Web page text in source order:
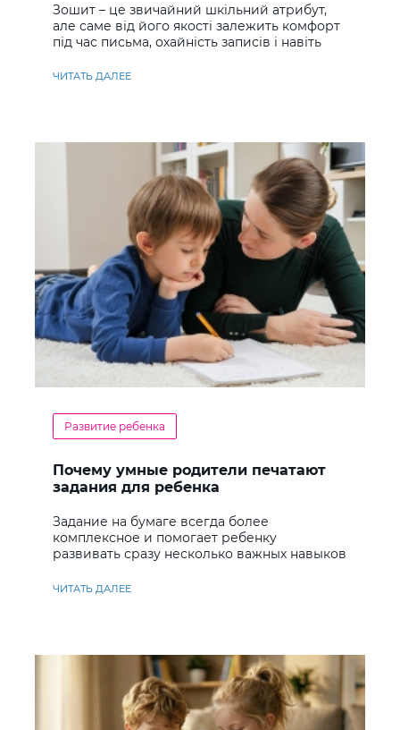
Зошит – це звичайний шкільний атрибут,
але саме від його якості залежить комфорт
під час письма, охайність записів і навіть
ЧИТАТЬ ДАЛЕЕ
Развитие ребенка
Почему умные родители печатают
задания для ребенка
Задание на бумаге всегда более
комплексное и помогает ребенку
развивать сразу несколько важных навыков
ЧИТАТЬ ДАЛЕЕ